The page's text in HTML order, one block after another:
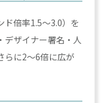
ド倍率1.5〜3.0）を
デザイナー署名・人
らに2〜6倍に広が